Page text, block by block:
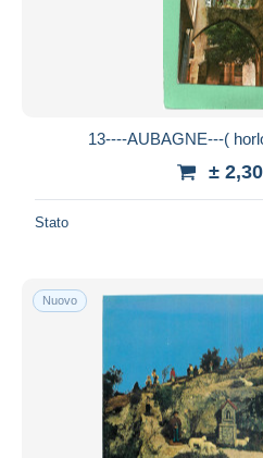
13----AUBAGNE---(
±
Stato
Nuovo